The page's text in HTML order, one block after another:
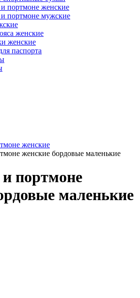
портмоне женские
портмоне мужские
женские
женские
паспорта
женские
женские бордовые маленькие
портмоне
маленькие